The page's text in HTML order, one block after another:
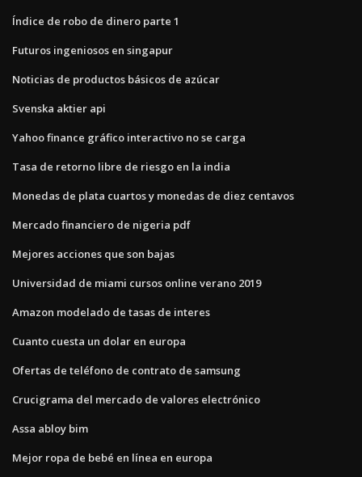
Índice de robo de dinero parte 1
Futuros ingeniosos en singapur
Noticias de productos básicos de azúcar
Svenska aktier api
Yahoo finance gráfico interactivo no se carga
Tasa de retorno libre de riesgo en la india
Monedas de plata cuartos y monedas de diez centavos
Mercado financiero de nigeria pdf
Mejores acciones que son bajas
Universidad de miami cursos online verano 2019
Amazon modelado de tasas de interes
Cuanto cuesta un dolar en europa
Ofertas de teléfono de contrato de samsung
Crucigrama del mercado de valores electrónico
Assa abloy bim
Mejor ropa de bebé en línea en europa